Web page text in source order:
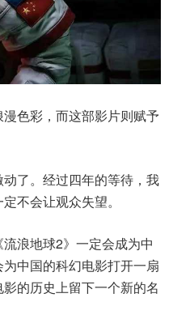
色彩，而这部影片则赋予
了。经过四年的等待，我
不会让观众失望。
浪地球2》一定会成为中
中国的科幻电影打开一扇
的历史上留下一个新的名